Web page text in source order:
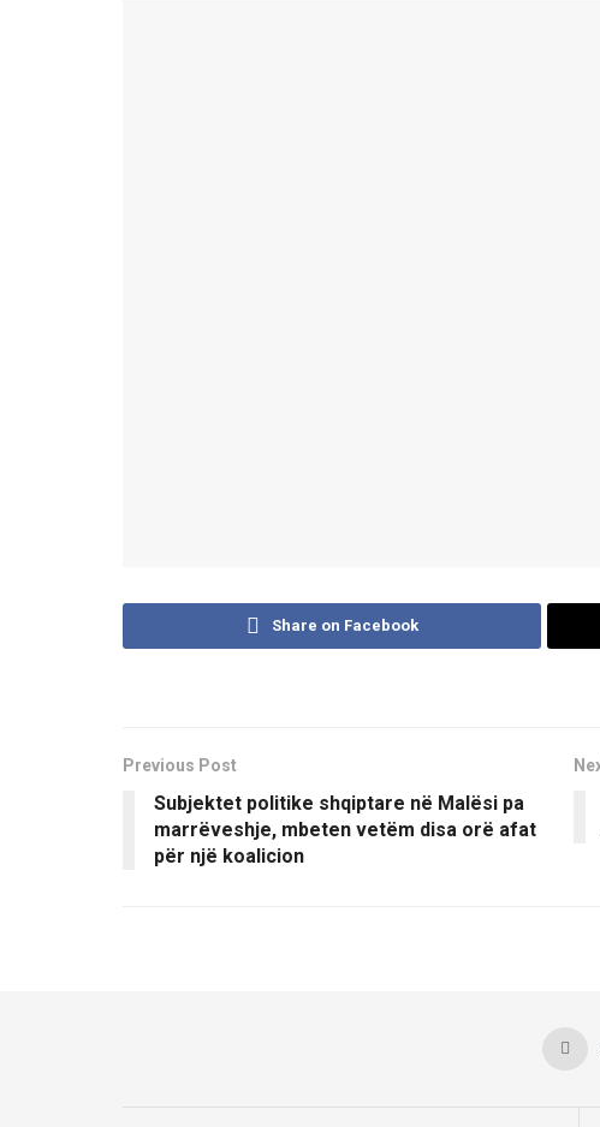
Share on Facebook
Previous Post
Subjektet politike shqiptare në Malësi pa
marrëveshje, mbeten vetëm disa orë afat
për një koalicion